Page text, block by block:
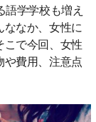
学学校も増え
なか、女性に
で今回、女性
費用、注意点